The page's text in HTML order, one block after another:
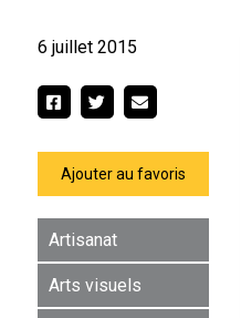
6 juillet 2015
Ajouter au favoris
Artisanat
Arts visuels